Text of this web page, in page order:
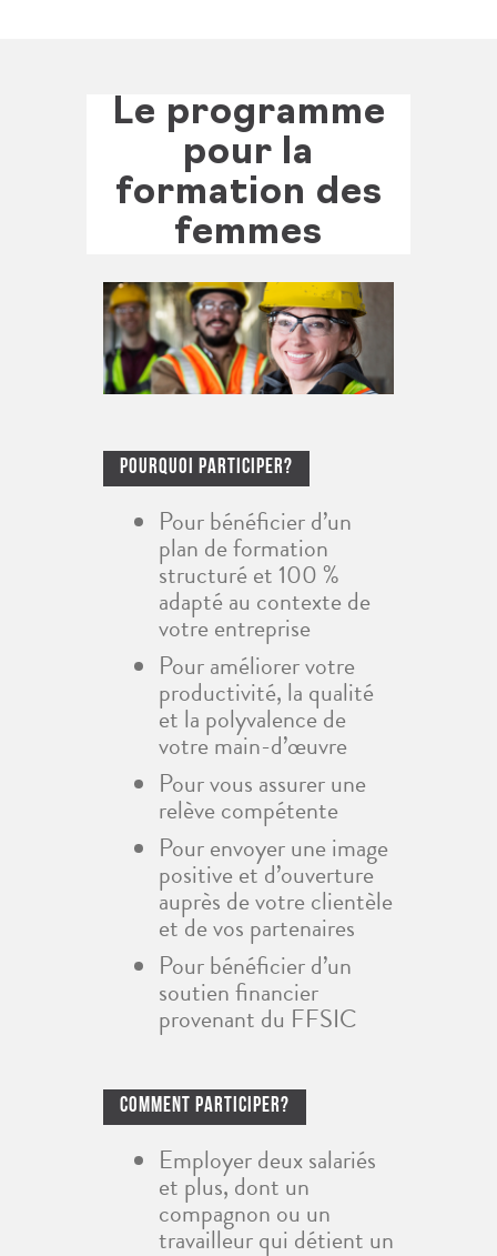
Le programme
pour la
formation des
femmes
Pourquoi Participer?
Pour bénéficier d’un
plan de formation
structuré et 100 %
adapté au contexte de
votre entreprise
Pour améliorer votre
productivité, la qualité
et la polyvalence de
votre main-d’œuvre
Pour vous assurer une
relève compétente
Pour envoyer une image
positive et d’ouverture
auprès de votre clientèle
et de vos partenaires
Pour bénéficier d’un
soutien financier
provenant du FFSIC
Comment Participer?
Employer deux salariés
et plus, dont un
compagnon ou un
travailleur qui détient un